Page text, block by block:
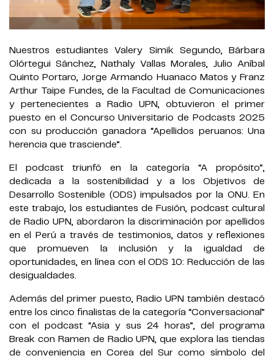
Nuestros estudiantes Valery Simik Segundo, Bárbara
Olórtegui Sánchez, Nathaly Vallas Morales, Julio Aníbal
Quinto Portaro, Jorge Armando Huanaco Matos y Franz
Arthur Taipe Fundes, de la Facultad de Comunicaciones
y pertenecientes a Radio UPN, obtuvieron el primer
puesto en el Concurso Universitario de Podcasts 2025
con su producción ganadora “Apellidos peruanos: Una
herencia que trasciende”.
El podcast triunfó en la categoría “A propósito”,
dedicada a la sostenibilidad y a los Objetivos de
Desarrollo Sostenible (ODS) impulsados por la ONU. En
este trabajo, los estudiantes de Fusión, podcast cultural
de Radio UPN, abordaron la discriminación por apellidos
en el Perú a través de testimonios, datos y reflexiones
que promueven la inclusión y la igualdad de
oportunidades, en línea con el ODS 10: Reducción de las
desigualdades.
Además del primer puesto, Radio UPN también destacó
entre los cinco finalistas de la categoría “Conversacional”
con el podcast “Asia y sus 24 horas”, del programa
Break con Ramen de Radio UPN, que explora las tiendas
de conveniencia en Corea del Sur como símbolo del